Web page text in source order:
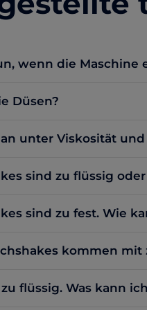
wenn die Maschine
Düsen?
unter Viskosität
sind zu flüssig
sind zu fest. Wie
kommen mit
flüssig. Was kann